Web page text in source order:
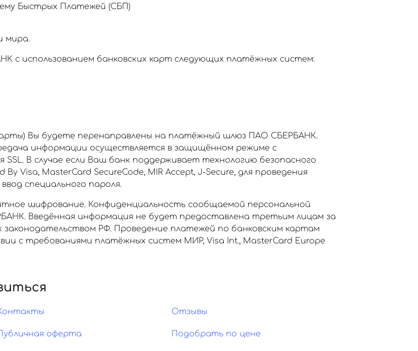
Быстрых Платежей (СБП)
мира.
с использованием банковских карт следующих платёжных систем:
Вы будете перенаправлены на платёжный шлюз ПАО СБЕРБАНК.
информации осуществляется в защищённом режиме с
В случае если Ваш банк поддерживает технологию безопасного
Visa, MasterCard SecureCode, MIR Accept, J-Secure, для проведения
специального пароля.
шифрование. Конфиденциальность сообщаемой персональной
Введённая информация не будет предоставлена третьим лицам за
законодательством РФ. Проведение платежей по банковским картам
с требованиями платёжных систем МИР, Visa Int., MasterCard Europe
Отзывы
оферта Подобрать по цене